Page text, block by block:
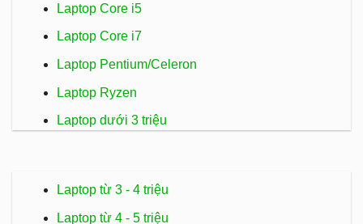
Laptop Core i5
Laptop Core i7
Laptop Pentium/Celeron
Laptop Ryzen
Laptop dưới 3 triệu
Laptop từ 3 - 4 triệu
Laptop từ 4 - 5 triệu